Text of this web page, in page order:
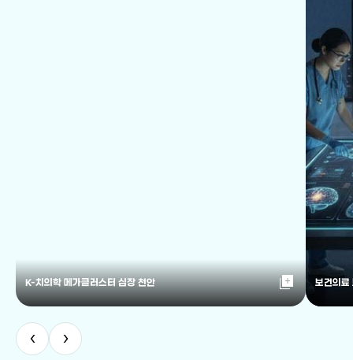
K-치의학 메가클러스터 심장 천안 library_add 보건의료
‹ ›